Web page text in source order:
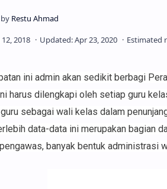
ini admin akan sedikit berbagi
harus dilengkapi oleh setiap guru
sebagai wali kelas dalam
data-data ini merupakan bagian
banyak bentuk administrasi